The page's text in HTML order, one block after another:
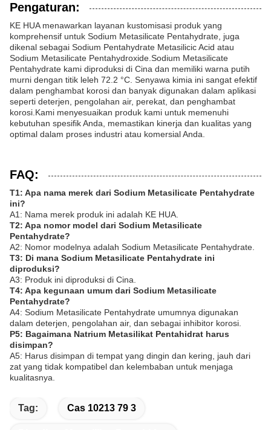
Pengaturan:
KE HUA menawarkan layanan kustomisasi produk yang
komprehensif untuk Sodium Metasilicate Pentahydrate, juga
dikenal sebagai Sodium Pentahydrate Metasilicic Acid atau
Sodium Metasilicate Pentahydroxide.Sodium Metasilicate
Pentahydrate kami diproduksi di Cina dan memiliki warna putih
murni dengan titik leleh 72.2 °C. Senyawa kimia ini sangat efektif
dalam penghambat korosi dan banyak digunakan dalam aplikasi
seperti deterjen, pengolahan air, perekat, dan penghambat
korosi.Kami menyesuaikan produk kami untuk memenuhi
kebutuhan spesifik Anda, memastikan kinerja dan kualitas yang
optimal dalam proses industri atau komersial Anda.
FAQ:
T1: Apa nama merek dari Sodium Metasilicate Pentahydrate
ini?
A1: Nama merek produk ini adalah KE HUA.
T2: Apa nomor model dari Sodium Metasilicate
Pentahydrate?
A2: Nomor modelnya adalah Sodium Metasilicate Pentahydrate.
T3: Di mana Sodium Metasilicate Pentahydrate ini
diproduksi?
A3: Produk ini diproduksi di Cina.
T4: Apa kegunaan umum dari Sodium Metasilicate
Pentahydrate?
A4: Sodium Metasilicate Pentahydrate umumnya digunakan
dalam deterjen, pengolahan air, dan sebagai inhibitor korosi.
P5: Bagaimana Natrium Metasilikat Pentahidrat harus
disimpan?
A5: Harus disimpan di tempat yang dingin dan kering, jauh dari
zat yang tidak kompatibel dan kelembaban untuk menjaga
kualitasnya.
Tag: Cas 10213 79 3